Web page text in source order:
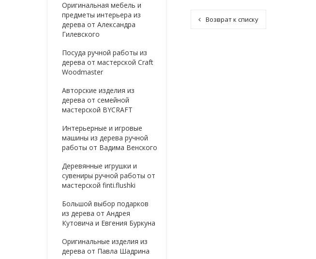
Возврат к списку
Оригинальная мебель и
предметы интерьера из
дерева от Александра
Гилевского
Посуда ручной работы из
дерева от мастерской Craft
Woodmaster
Авторские изделия из
дерева от семейной
мастерской BYCRAFT
Интерьерные и игровые
машины из дерева ручной
работы от Вадима Венского
Деревянные игрушки и
сувениры ручной работы от
мастерской finti.flushki
Большой выбор подарков
из дерева от Андрея
Кутовича и Евгения Буркуна
Оригинальные изделия из
дерева от Павла Шадрина